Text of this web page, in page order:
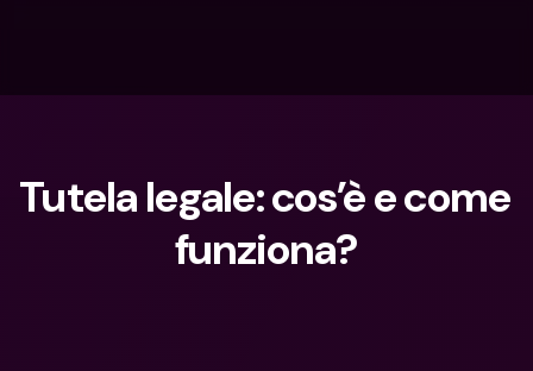
Tutela legale: cos’è e come
funziona?